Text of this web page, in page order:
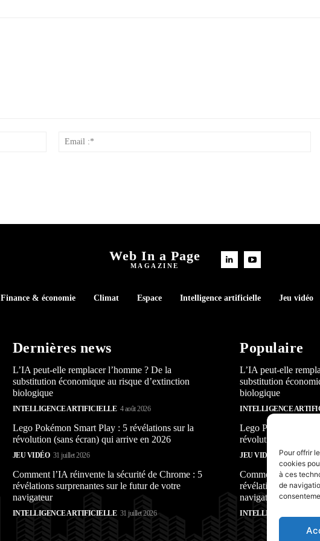
Pour offrir
cookies
à ces
de
Web In a Page
MAGAZINE
Finance & économie Climat Espace Intelligence artificielle Jeu vidéo
Dernières news
L’IA peut-elle remplacer l’homme ? De la
substitution économique au risque d’extinction
biologique
INTELLIGENCE ARTIFICIELLE 4 août 2026
Lego Pokémon Smart Play : 5 révélations sur la
révolution (sans écran) qui arrive en 2026
JEU VIDÉO 31 juillet 2026
Comment l’IA réinvente la sécurité de Chrome : 5
révélations surprenantes sur le futur de votre
navigateur
INTELLIGENCE ARTIFICIELLE 31 juillet 2026
Populaire
L’IA peut-elle
substitution
biologique
INTELLIGENCE
Lego Pokémon
révolution (sans
JEU VIDÉO 31 juillet 2026
Comment l’IA
révélations
navigateur
INTELLIGENCE